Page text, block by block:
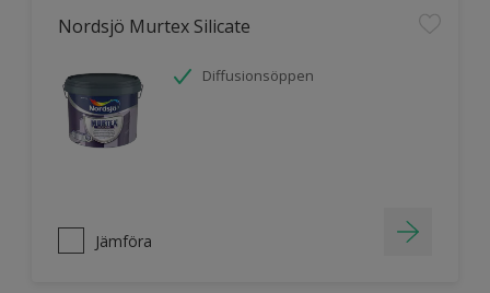
Nordsjö Murtex Silicate
Diffusionsöppen
Jämföra